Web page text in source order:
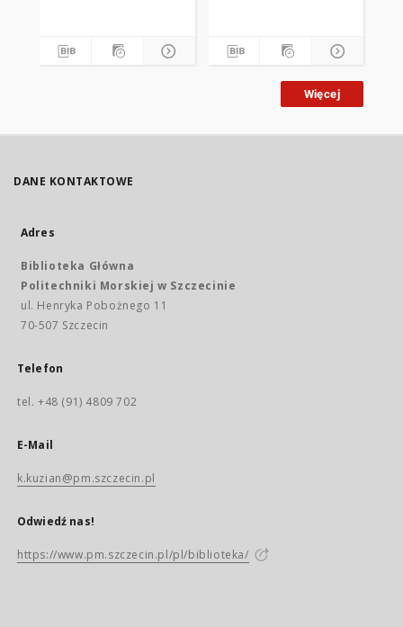
Więcej
DANE KONTAKTOWE
Adres
Biblioteka Główna
Politechniki Morskiej w Szczecinie
ul. Henryka Pobożnego 11
70-507 Szczecin
Telefon
tel. +48 (91) 4809 702
E-Mail
k.kuzian@pm.szczecin.pl
Odwiedź nas!
https://www.pm.szczecin.pl/pl/biblioteka/